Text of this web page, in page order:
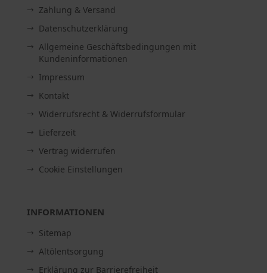
Zahlung & Versand
Datenschutzerklärung
Allgemeine Geschäftsbedingungen mit
Kundeninformationen
Impressum
Kontakt
Widerrufsrecht & Widerrufsformular
Lieferzeit
Vertrag widerrufen
Cookie Einstellungen
INFORMATIONEN
Sitemap
Altölentsorgung
Erklärung zur Barrierefreiheit